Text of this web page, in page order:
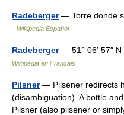
Radeberger— Torre donde
Wikipedia Español
Radeberger— 51° 06′ 57″ N
Wikipédia en Français
Pilsner— Pilsener redirects
(disambiguation). A bottle
Pilsner (also pilsener or